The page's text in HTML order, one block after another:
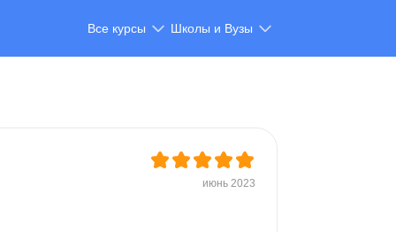
Все курсы Школы и Вузы
июнь 2023